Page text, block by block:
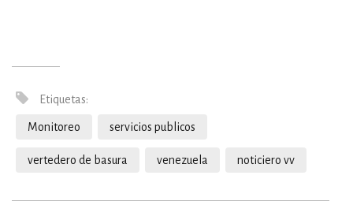
Etiquetas:
Monitoreo servicios publicos
vertedero de basura venezuela noticiero vv